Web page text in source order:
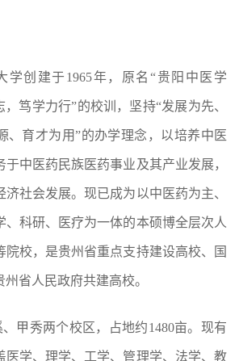
学创建于 1965年，原名“贵阳中医学
，笃学力行”的校训，坚持“发展为先、
、育才为用”的办学理念，以培养中医
中医药民族医药事业及其产业发展，
社会发展。现已成为以中医药为主、
、科研、医疗为一体的本硕博全层次人
院校，是贵州省重点支持建设高校、国
省人民政府共建高校。
甲秀两个校区，占地约1480亩。现有
医学、理学、工学、管理学、法学、教